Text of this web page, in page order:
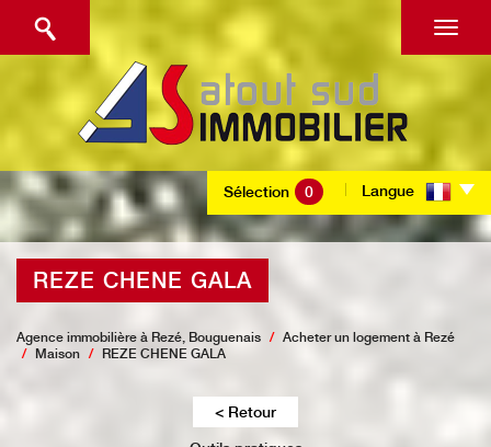
Sélection 0 Langue
REZE CHENE GALA
Agence immobilière à Rezé, Bouguenais
Acheter un logement à Rezé
Maison
REZE CHENE GALA
< Retour